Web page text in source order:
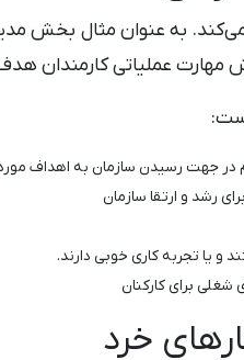
به عنوان مثال بخش
مهارت عملیاتی کارمندان
در جهت رسیدن سازمان به اهداف
رشد و ارتقا سازمان
و یا تجربه کاری خوبی دارند.
برای کارکنان
خرد